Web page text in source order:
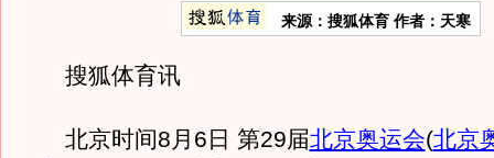
来源：搜狐体育 作者：天寒
搜狐体育讯
北京时间8月6日 第29届北京奥运会(北京